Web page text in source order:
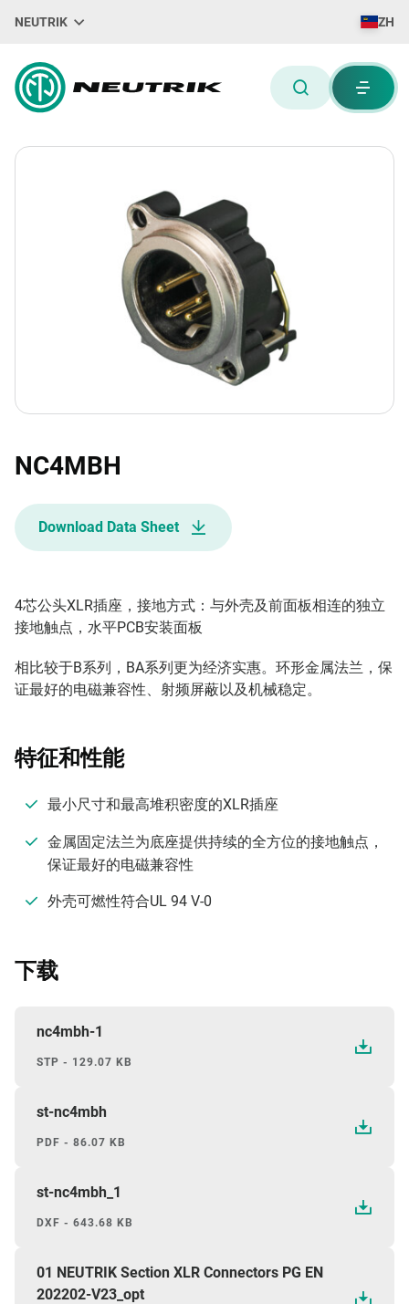
NEUTRIK ZH
NC4MBH
Download Data Sheet
4芯公头XLR插座，接地方式：与外壳及前面板相连的独立
接地触点，水平PCB安装面板
相比较于B系列，BA系列更为经济实惠。环形金属法兰，保
证最好的电磁兼容性、射频屏蔽以及机械稳定。
特征和性能
最小尺寸和最高堆积密度的XLR插座
金属固定法兰为底座提供持续的全方位的接地触点，
保证最好的电磁兼容性
外壳可燃性符合UL 94 V-0
下载
nc4mbh-1
STP - 129.07 KB
st-nc4mbh
PDF - 86.07 KB
st-nc4mbh_1
DXF - 643.68 KB
01 NEUTRIK Section XLR Connectors PG EN
202202-V23_opt